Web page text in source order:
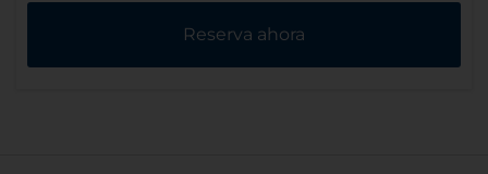
Reserva ahora